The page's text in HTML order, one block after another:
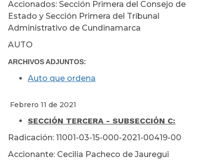
Accionados: Sección Primera del Consejo de
Estado y Sección Primera del Tribunal
Administrativo de Cundinamarca
AUTO
ARCHIVOS ADJUNTOS:
Auto que ordena
Febrero 11 de 2021
SECCIÓN TERCERA - SUBSECCIÓN C:
Radicación: 11001-03-15-000-2021-00419-00
Accionante: Cecilia Pacheco de Jauregui